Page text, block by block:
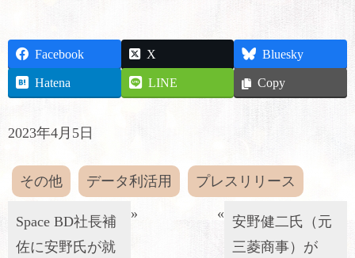
Facebook X
Bluesky
Hatena
LINE Copy
2023年4月5日
その他 データ利活用 プレスリリース
Space BD社長補
佐に安野氏が就
» « 安野健二氏（元
三菱商事）が